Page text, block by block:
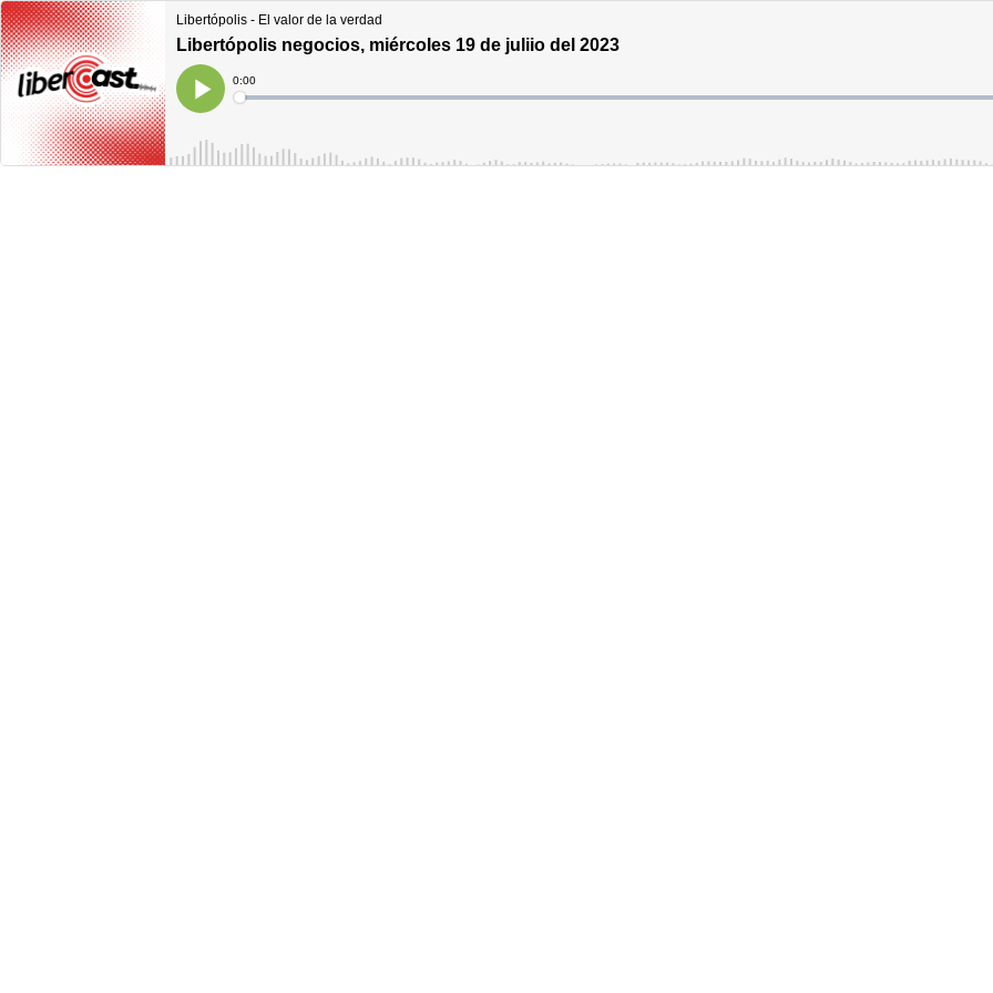
Libertópolis - El valor de la verdad
Libertópolis negocios, miércoles 19 de juliio del 2023
Play
Current
Time
0:00
Loaded: